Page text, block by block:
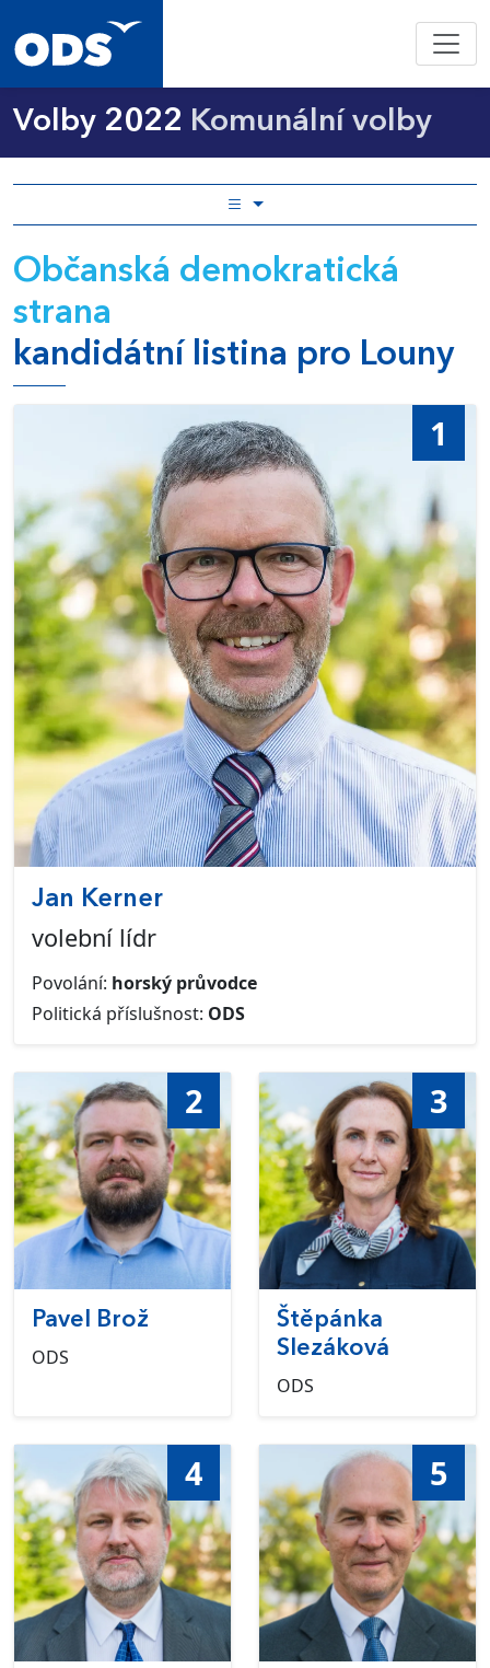
Volby 2022 Komunální volby
Občanská demokratická
strana
kandidátní listina pro Louny
1
Jan Kerner
volební lídr
Povolání: horský průvodce
Politická příslušnost: ODS
2
Pavel Brož
ODS
3
Štěpánka
Slezáková
ODS
4 5